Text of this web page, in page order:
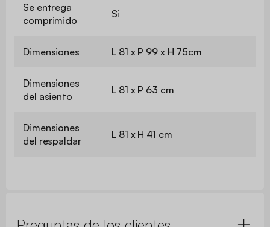
Se entrega
comprimido
Si
Dimensiones L 81 x P 99 x H 75cm
Dimensiones
del asiento
L 81 x P 63 cm
Dimensiones
del respaldar
L 81 x H 41 cm